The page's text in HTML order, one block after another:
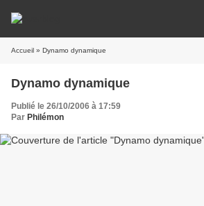
Accueil » Dynamo dynamique
Dynamo dynamique
Publié le 26/10/2006 à 17:59
Par Philémon